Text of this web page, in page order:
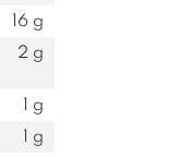
16 g
2 g
1 g
1 g